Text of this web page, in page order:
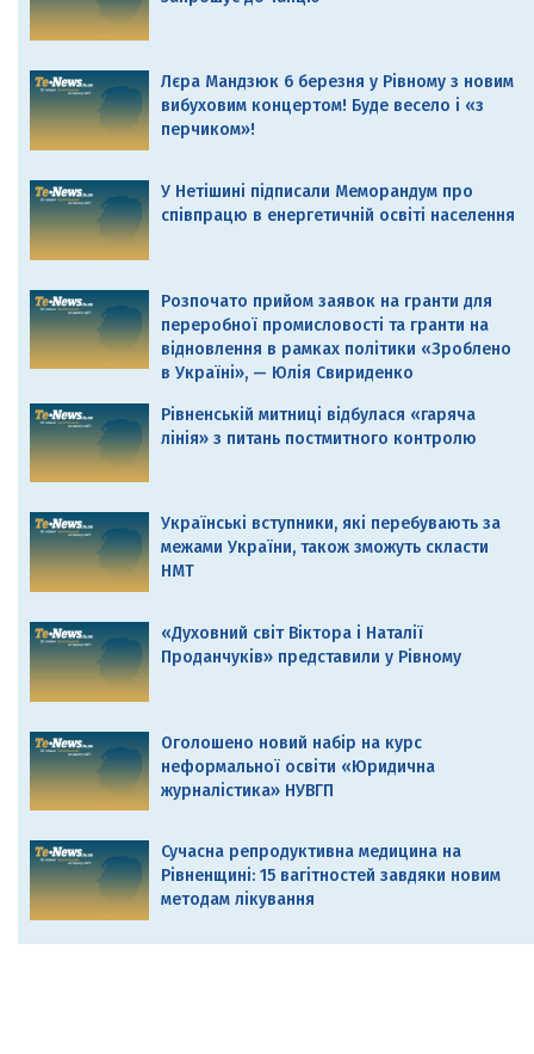
Лєра Мандзюк 6 березня у Рівному з новим
вибуховим концертом! Буде весело і «з
перчиком»!
У Нетішині підписали Меморандум про
співпрацю в енергетичній освіті населення
Розпочато прийом заявок на гранти для
переробної промисловості та гранти на
відновлення в рамках політики «Зроблено
в Україні», — Юлія Свириденко
Рівненській митниці відбулася «гаряча
лінія» з питань постмитного контролю
Українські вступники, які перебувають за
межами України, також зможуть скласти
НМТ
«Духовний світ Віктора і Наталії
Проданчуків» представили у Рівному
Оголошено новий набір на курс
неформальної освіти «Юридична
журналістика» НУВГП
Сучасна репродуктивна медицина на
Рівненщині: 15 вагітностей завдяки новим
методам лікування